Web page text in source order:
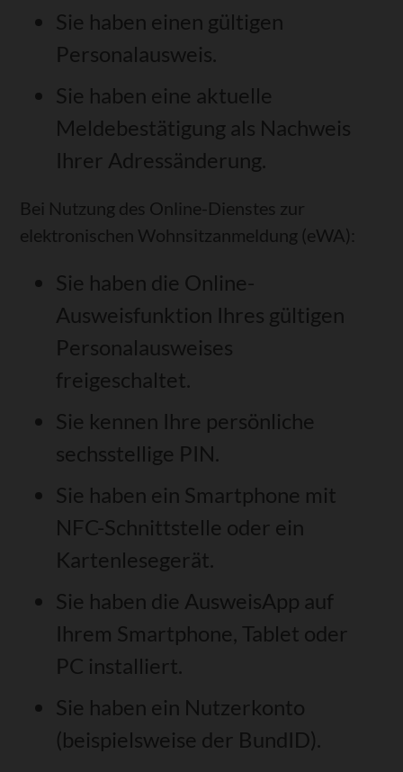
Sie haben einen gültigen
Personalausweis.
Sie haben eine aktuelle
Meldebestätigung als Nachweis
Ihrer Adressänderung.
Bei Nutzung des Online-Dienstes zur
elektronischen Wohnsitzanmeldung (eWA):
Sie haben die Online-
Ausweisfunktion Ihres gültigen
Personalausweises
freigeschaltet.
Sie kennen Ihre persönliche
sechsstellige PIN.
Sie haben ein Smartphone mit
NFC-Schnittstelle oder ein
Kartenlesegerät.
Sie haben die AusweisApp auf
Ihrem Smartphone, Tablet oder
PC installiert.
Sie haben ein Nutzerkonto
(beispielsweise der BundID).